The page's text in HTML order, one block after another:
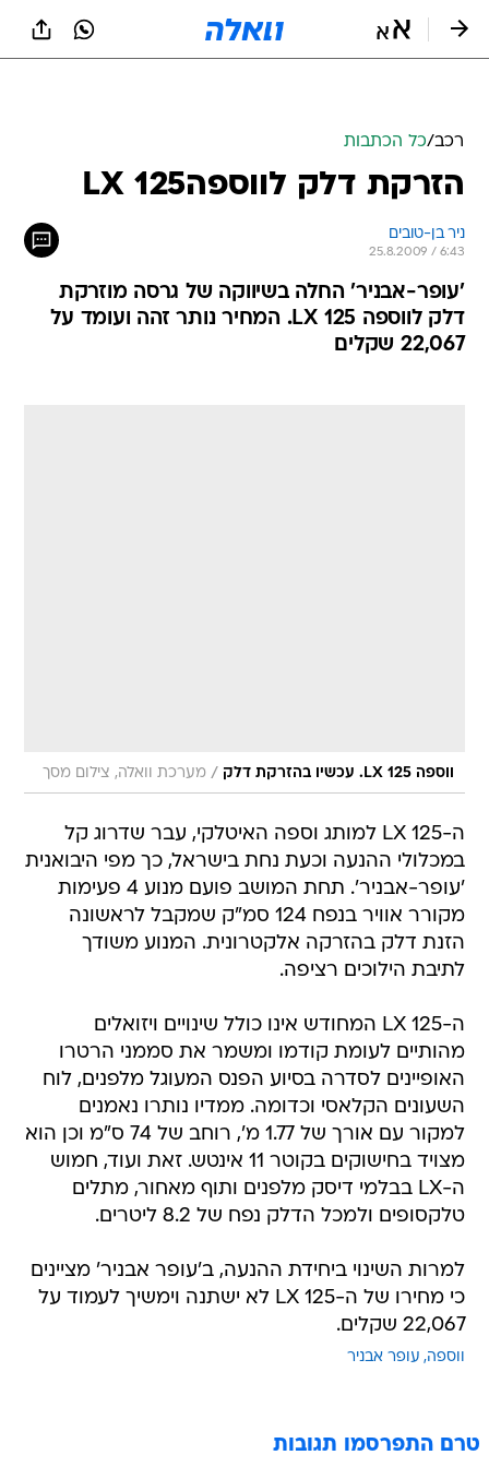
רכב/כל הכתבות
הזרקת דלק לווספהLX 125
ניר בן-טובים
25.8.2009 / 6:43
'עופר-אבניר' החלה בשיווקה של גרסה מוזרקת
דלק לווספה LX 125. המחיר נותר זהה ועומד על
22,067 שקלים
ווספה LX 125. עכשיו בהזרקת דלק / מערכת וואלה, צילום מסך
ה-LX 125 למותג וספה האיטלקי, עבר שדרוג קל
במכלולי ההנעה וכעת נחת בישראל, כך מפי היבואנית
'עופר-אבניר'. תחת המושב פועם מנוע 4 פעימות
מקורר אוויר בנפח 124 סמ"ק שמקבל לראשונה
הזנת דלק בהזרקה אלקטרונית. המנוע משודך
לתיבת הילוכים רציפה.
ה-LX 125 המחודש אינו כולל שינויים ויזואלים
מהותיים לעומת קודמו ומשמר את סממני הרטרו
האופיינים לסדרה בסיוע הפנס המעוגל מלפנים, לוח
השעונים הקלאסי וכדומה. ממדיו נותרו נאמנים
למקור עם אורך של 1.77 מ', רוחב של 74 ס"מ וכן הוא
מצויד בחישוקים בקוטר 11 אינטש. זאת ועוד, חמוש
ה-LX בבלמי דיסק מלפנים ותוף מאחור, מתלים
טלקסופים ולמכל הדלק נפח של 8.2 ליטרים.
למרות השינוי ביחידת ההנעה, ב'עופר אבניר' מציינים
כי מחירו של ה-LX 125 לא ישתנה וימשיך לעמוד על
22,067 שקלים.
ווספה עופר אבניר
טרם התפרסמו תגובות